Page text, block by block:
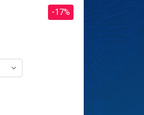
-17%